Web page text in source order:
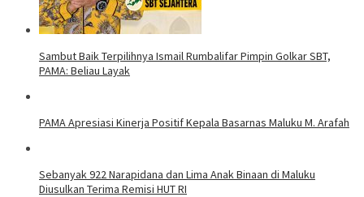
Sambut Baik Terpilihnya Ismail Rumbalifar Pimpin Golkar SBT,
PAMA: Beliau Layak
PAMA Apresiasi Kinerja Positif Kepala Basarnas Maluku M. Arafah
Sebanyak 922 Narapidana dan Lima Anak Binaan di Maluku
Diusulkan Terima Remisi HUT RI